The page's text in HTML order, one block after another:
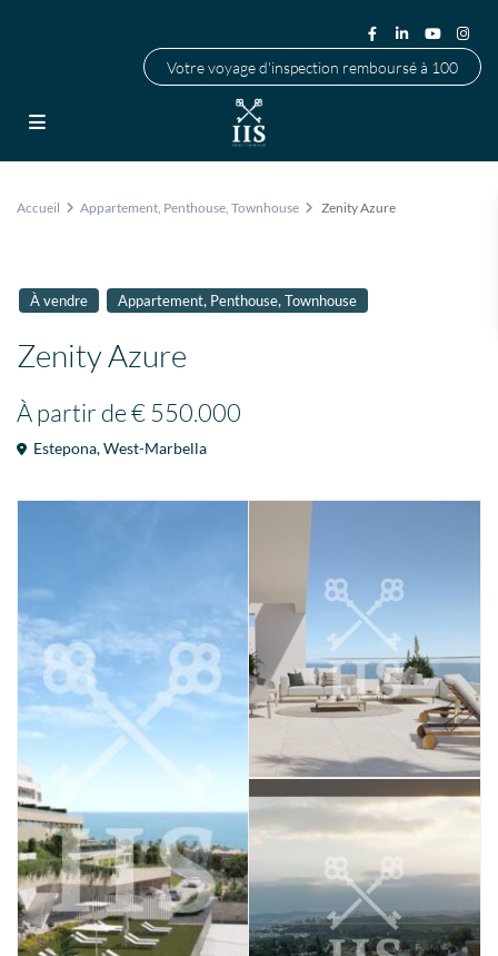
Votre voyage d'inspection remboursé à 100
Accueil Appartement, Penthouse,Townhouse Zenity Azure
À vendre Appartement, Penthouse,Townhouse
Zenity Azure
À partir de€ 550.000
Estepona,West-Marbella